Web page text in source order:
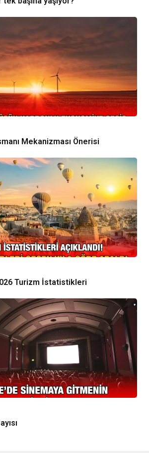
Mekanizması Önerisi
Turizm İstatistikleri